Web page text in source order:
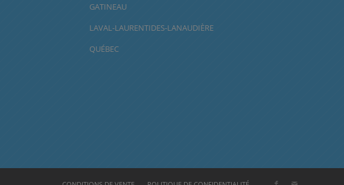
GATINEAU
LAVAL-LAURENTIDES-LANAUDIÈRE
QUÉBEC